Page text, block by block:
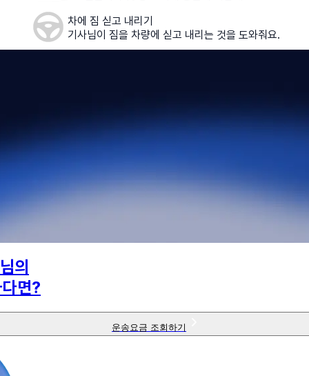
차에 짐 싣고 내리기
기사님이 짐을 차량에 싣고 내리는 것을 도와줘요.
님의
면?
운송요금 조회하기